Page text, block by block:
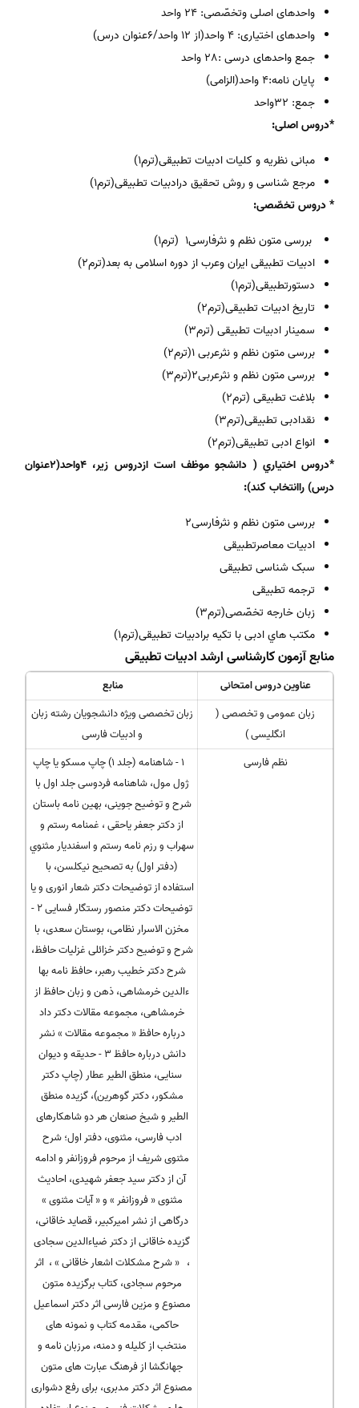
واحدهای اصلی وتخصّصی: 24 واحد
واحدهای اختیاری: 4 واحد(از 12 واحد/6عنوان درس)
جمع واحدهای درسی :28 واحد
پایان نامه:4 واحد(الزامی)
جمع: 32واحد
*دروس اصلی:
مبانی نظریه و کلیات ادبیات تطبیقی(ترم1)
مرجع شناسی و روش تحقیق درادبیات تطبیقی(ترم1)
* دروس تخصّصی:
بررسی متون نظم و نثرفارسی1 (ترم1)
ادبیات تطبیقی ایران وعرب از دوره اسلامی به بعد(ترم2)
دستورتطبیقی(ترم1)
تاریخ ادبیات تطبیقی(ترم2)
سمینار ادبیات تطبیقی (ترم3)
بررسی متون نظم و نثرعربی 1(ترم2)
بررسی متون نظم و نثرعربی2(ترم3)
بلاغت تطبیقی (ترم2)
نقدادبی تطبیقی(ترم3)
انواع ادبی تطبیقی(ترم2)
*دروس اختیاري ( دانشجو موظف است ازدروس زیر، 4واحد(2عنوان
درس) راانتخاب کند):
بررسی متون نظم و نثرفارسی2
ادبیات معاصرتطبیقی
سبک شناسی تطبیقی
ترجمه تطبیقی
زبان خارجه تخصّصی(ترم3)
مکتب هاي ادبی با تکیه برادبیات تطبیقی(ترم1)
منابع آزمون کارشناسی ارشد ادبیات تطبیقی
عناوین دروس امتحانی
منابع
زبان عمومی و تخصصی (
انگلیسی )
زبان تخصصی ویژه دانشجویان رشته زبان
و ادبیات فارسی
نظم فارسی
1 - شاهنامه (جلد 1) چاپ مسکو یا چاپ
ژول مول، شاهنامه فردوسی جلد اول با
شرح و توضیح جوینی، بهین نامه باستان
از دکتر جعفر یاحقی ، غمنامه رستم و
سهراب و رزم نامه رستم و اسفندیار مثنوي
(دفتر اول) به تصحیح نیکلسن، با
استفاده از توضیحات دکتر شعار انوری و یا
توضیحات دکتر منصور رستگار فسایی 2 -
مخزن الاسرار نظامی، بوستان سعدی، با
شرح و توضیح دکتر خزائلی غزلیات حافظ،
شرح دکتر خطیب رهبر، حافظ نامه بها
ءالدین خرمشاهی، ذهن و زبان حافظ از
خرمشاهی، مجموعه مقالات دکتر داد
درباره حافظ « مجموعه مقالات » نشر
دانش درباره حافظ 3 - حدیقه و دیوان
سنایی، منطق الطیر عطار (چاپ دکتر
مشکور، دکتر گوهرین)، گزیده منطق
الطیر و شیخ صنعان هر دو شاهکارهای
ادب فارسی، مثنوی، دفتر اول؛ شرح
مثنوی شریف از مرحوم فروزانفر و ادامه
آن از دکتر سید جعفر شهیدی، احادیث
مثنوی « فروزانفر » و « آیات مثنوی »
درگاهی از نشر امیرکبیر، قصاید خاقانی،
گزیده خاقانی از دکتر ضیاءالدین سجادی
، « شرح مشکلات اشعار خاقانی » ، اثر
مرحوم سجادی، کتاب برگزیده متون
مصنوع و مزین فارسی اثر دکتر اسماعیل
حاکمی، مقدمه کتاب و نمونه های
منتخب از کلیله و دمنه، مرزبان نامه و
جهانگشا از فرهنگ عبارت های متون
مصنوع اثر دکتر مدبری، برای رفع دشواری